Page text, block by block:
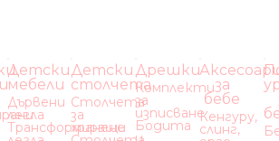
Детски
мебели
Дървени
легла
Трансформиращи
Детски
столчета
Столчета
за
хранене
Дрешки
Комплекти
за
изписване
Бодита
за
бебе
Кенгуру,
слинг,